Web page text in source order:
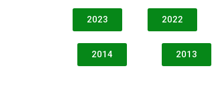
2023 2022
2014 2013